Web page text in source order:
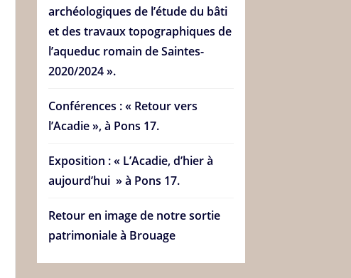
archéologiques de l’étude du bâti
et des travaux topographiques de
l’aqueduc romain de Saintes-
2020/2024 ».
Conférences : « Retour vers
l’Acadie », à Pons 17.
Exposition : « L’Acadie, d’hier à
aujourd’hui » à Pons 17.
Retour en image de notre sortie
patrimoniale à Brouage